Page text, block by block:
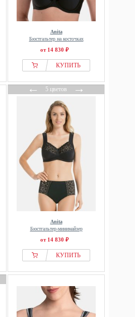
Anita
Бюстгальтер на косточках
от 14 830 ₽
КУПИТЬ
←5 цветов→
Anita
Бюстгальтер-минимайзер
от 14 830 ₽
КУПИТЬ